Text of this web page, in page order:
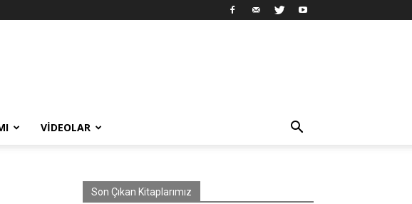
VIDEOLAR
Son Çıkan Kitaplarımız